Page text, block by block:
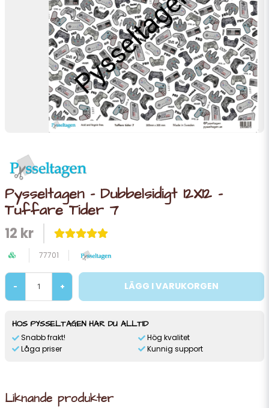
Pysseltagen - Dubbelsidigt 12X12 -
Tuffare Tider 7
12 kr
77701
- + LÄGG I VARUKORGEN
HOS PYSSELTAGEN HAR DU ALLTID
Snabb frakt!
Låga priser
Hög kvalitet
Kunnig support
Liknande produkter